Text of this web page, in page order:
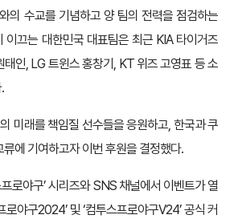
의 수교를 기념하고 양 팀의 전력을 점검하는
이끄는 대한민국 대표팀은 최근 KIA 타이거즈
태인, LG 트윈스 홍창기, KT 위즈 고영표 등 소
미래를 책임질 선수들을 응원하고, 한국과 쿠
에 기여하고자 이번 후원을 결정했다.
로야구’ 시리즈와 SNS 채널에서 이벤트가 열
로야구2024’ 및 ‘컴투스프로야구V24’ 공식 커